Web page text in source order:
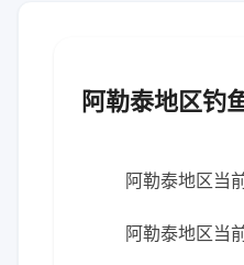
阿勒泰地区钓
阿勒泰地区当
阿勒泰地区当